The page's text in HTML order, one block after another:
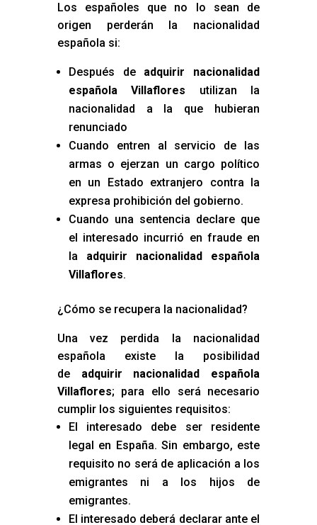
Los españoles que no lo sean de
origen perderán la nacionalidad
española si:
Después de adquirir nacionalidad
española Villaflores utilizan la
nacionalidad a la que hubieran
renunciado
Cuando entren al servicio de las
armas o ejerzan un cargo político
en un Estado extranjero contra la
expresa prohibición del gobierno.
Cuando una sentencia declare que
el interesado incurrió en fraude en
la adquirir nacionalidad española
Villaflores.
¿Cómo se recupera la nacionalidad?
Una vez perdida la nacionalidad
española existe la posibilidad
de adquirir nacionalidad española
Villaflores; para ello será necesario
cumplir los siguientes requisitos:
El interesado debe ser residente
legal en España. Sin embargo, este
requisito no será de aplicación a los
emigrantes ni a los hijos de
emigrantes.
El interesado deberá declarar ante el